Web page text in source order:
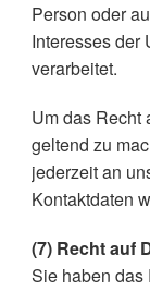
Person oder
Interesses der
verarbeitet.
Um das Recht
geltend zu
jederzeit an
Kontaktdaten
(7) Recht auf
Sie haben das